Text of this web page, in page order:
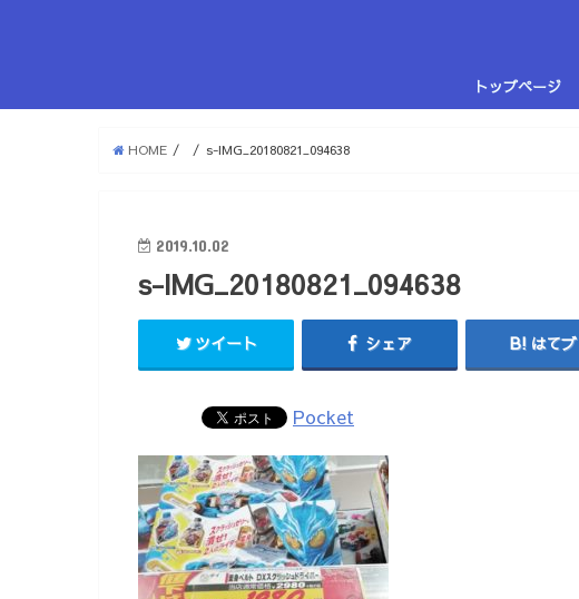
トップページ
HOME s-IMG_20180821_094638
2019.10.02
s-IMG_20180821_094638
ツイート シェア はてブ
Pocket